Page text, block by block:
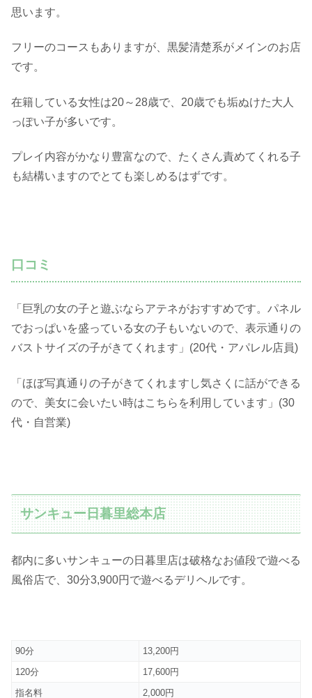
思います。
フリーのコースもありますが、黒髪清楚系がメインのお店
です。
在籍している女性は20～28歳で、20歳でも垢ぬけた大人
っぽい子が多いです。
プレイ内容がかなり豊富なので、たくさん責めてくれる子
も結構いますのでとても楽しめるはずです。
口コミ
「巨乳の女の子と遊ぶならアテネがおすすめです。パネル
でおっぱいを盛っている女の子もいないので、表示通りの
バストサイズの子がきてくれます」(20代・アパレル店員)
「ほぼ写真通りの子がきてくれますし気さくに話ができる
ので、美女に会いたい時はこちらを利用しています」(30
代・自営業)
サンキュー日暮里総本店
都内に多いサンキューの日暮里店は破格なお値段で遊べる
風俗店で、30分3,900円で遊べるデリヘルです。
90分
13,200円
120分
17,600円
指名料
2,000円